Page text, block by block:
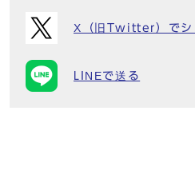
X（旧Twitter）でシ
LINEで送る